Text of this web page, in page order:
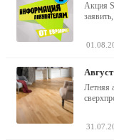
Акция
Летняя